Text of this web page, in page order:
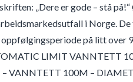
„Dere er gode – stå
i Norge.
på litt over
LIMIT VANNTETT
VANNTETT 100M –